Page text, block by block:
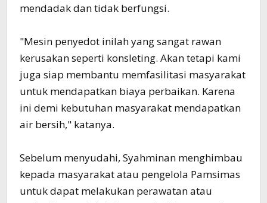
mendadak dan tidak berfungsi.
"Mesin penyedot inilah yang sangat rawan
kerusakan seperti konsleting. Akan tetapi kami
juga siap membantu memfasilitasi masyarakat
untuk mendapatkan biaya perbaikan. Karena
ini demi kebutuhan masyarakat mendapatkan
air bersih," katanya.
Sebelum menyudahi, Syahminan menghimbau
kepada masyarakat atau pengelola Pamsimas
untuk dapat melakukan perawatan atau